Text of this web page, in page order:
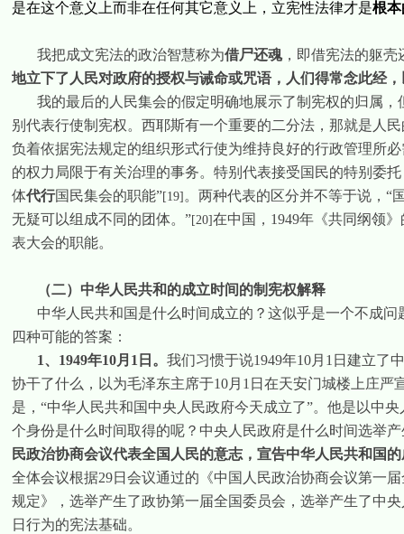
是在这个意义上而非在任何其它意义上，立宪性法律才是根本
我把成文宪法的政治智慧称为借尸还魂，即借宪法的躯壳
地立下了人民对政府的授权与诫命或咒语，人们得常念此经
我的最后的人民集会的假定明确地展示了制宪权的归属
别代表行使制宪权。西耶斯有一个重要的二分法，那就是人
负着依据宪法规定的组织形式行使为维持良好的行政管理所
的权力局限于有关治理的事务。特别代表接受国民的特别委
体代行国民集会的职能”[19] 。两种代表的区分并不等于说，“
无疑可以组成不同的团体。”[20]在中国， 1949年《共同纲领
表大会的职能。
（二）中华人民共和的成立时间的制宪权解释
中华人民共和国是什么时间成立的？这似乎是一个不成
四种可能的答案：
1、 1949年10月 1 日 。 我们习惯于说1949年10月 1 日 建立了
协干了什么，以为毛泽东主席于10月 1 日 在天安门城楼上庄严
是，“中华人民共和国中央人民政府今天成立了”。他是以中
个身份是什么时间取得的呢？中央人民政府是什么时间选举
民政治协商会议代表全国人民的意志，宣告中华人民共和国
全体会议根据29日会议通过的《中国人民政治协商会议第一
规定》，选举产生了政协第一届全国委员会，选举产生了中
日 行为的宪法基础。